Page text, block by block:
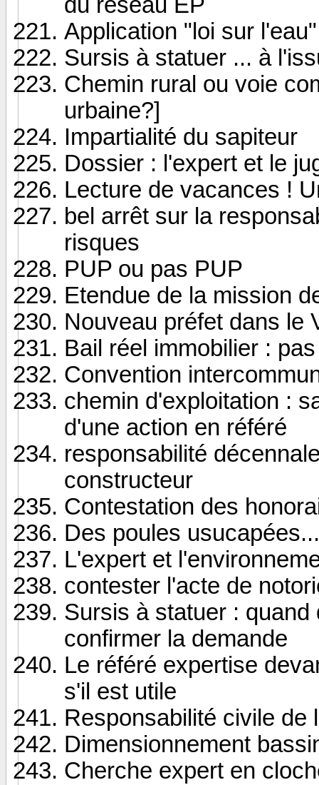
Application "loi sur
Sursis à statuer ... à
Chemin rural ou voie
urbaine?]
Impartialité du sapiteur
Dossier : l'expert et le
Lecture de vacances !
bel arrêt sur la
risques
PUP ou pas PUP
Etendue de la mission
Nouveau préfet dans le
Bail réel immobilier :
Convention
chemin d'exploitation :
d'une action en référé
responsabilité
constructeur
Contestation des
Des poules
L'expert et
contester l'acte de
Sursis à statuer :
confirmer la demande
Le référé expertise
s'il est utile
Responsabilité civile de
Dimensionnement
Cherche expert en